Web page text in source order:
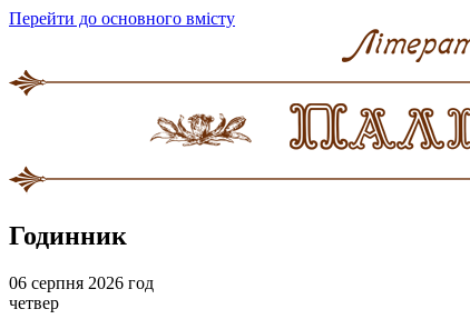
Перейти до основного вмісту
Годинник
06 серпня 2026 год
четвер